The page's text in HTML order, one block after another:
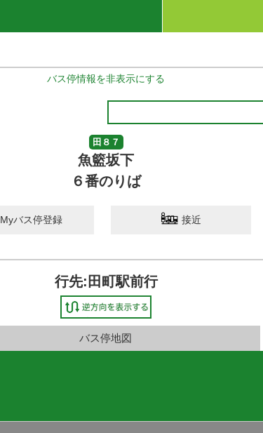
バス停情報を非表示にする
田８７
魚籃坂下
６番のりば
Myバス停登録 接近
行先:田町駅前行
バス停地図